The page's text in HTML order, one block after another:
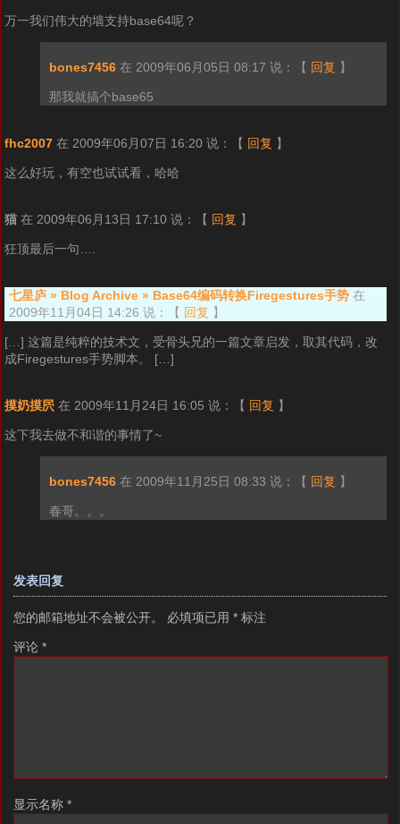
万一我们伟大的墙支持base64呢？
bones7456 在 2009年06月05日 08:17 说： 【 回复 】
那我就搞个base65
fhc2007 在 2009年06月07日 16:20 说： 【 回复 】
这么好玩，有空也试试看，哈哈
猫 在 2009年06月13日 17:10 说： 【 回复 】
狂顶最后一句….
七星庐 » Blog Archive » Base64编码转换Firegestures手势 在
2009年11月04日 14:26 说：
【 回复 】
[…] 这篇是纯粹的技术文，受骨头兄的一篇文章启发，取其代码，改
成Firegestures手势脚本。 […]
摸奶摸屄 在 2009年11月24日 16:05 说： 【 回复 】
这下我去做不和谐的事情了~
bones7456 在 2009年11月25日 08:33 说： 【 回复 】
春哥。。。
发表回复
您的邮箱地址不会被公开。 必填项已用 * 标注
评论 *
显示名称 *